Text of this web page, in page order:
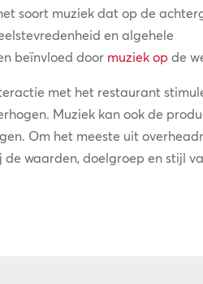
soort muziek dat op de
en algehele
beïnvloed door muziek op de
met het restaurant
Muziek kan ook de
Om het meeste uit
waarden, doelgroep en stijl